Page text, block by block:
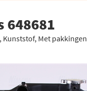
648681
Met pakkingen